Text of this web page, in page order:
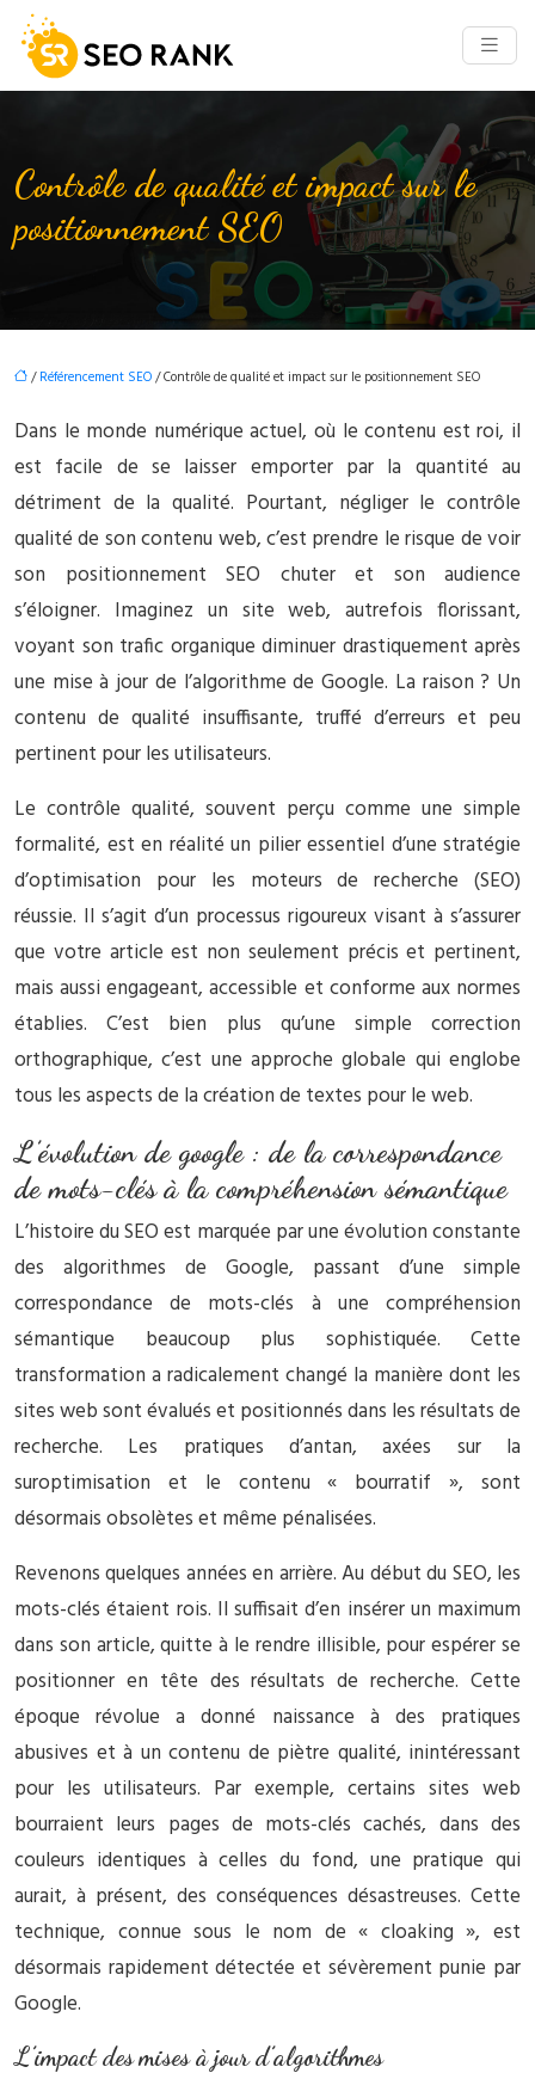
Contrôle de qualité et impact sur le
positionnement SEO
/Référencement SEO/ Contrôle de qualité et impact sur le positionnement SEO
Dans le monde numérique actuel, où le contenu est roi, il
est facile de se laisser emporter par la quantité au
détriment de la qualité. Pourtant, négliger le contrôle
qualité de son contenu web, c’est prendre le risque de voir
son positionnement SEO chuter et son audience
s’éloigner. Imaginez un site web, autrefois florissant,
voyant son trafic organique diminuer drastiquement après
une mise à jour de l’algorithme de Google. La raison ? Un
contenu de qualité insuffisante, truffé d’erreurs et peu
pertinent pour les utilisateurs.
Le contrôle qualité, souvent perçu comme une simple
formalité, est en réalité un pilier essentiel d’une stratégie
d’optimisation pour les moteurs de recherche (SEO)
réussie. Il s’agit d’un processus rigoureux visant à s’assurer
que votre article est non seulement précis et pertinent,
mais aussi engageant, accessible et conforme aux normes
établies. C’est bien plus qu’une simple correction
orthographique, c’est une approche globale qui englobe
tous les aspects de la création de textes pour le web.
L’évolution de google : de la correspondance
de mots-clés à la compréhension sémantique
L’histoire du SEO est marquée par une évolution constante
des algorithmes de Google, passant d’une simple
correspondance de mots-clés à une compréhension
sémantique beaucoup plus sophistiquée. Cette
transformation a radicalement changé la manière dont les
sites web sont évalués et positionnés dans les résultats de
recherche. Les pratiques d’antan, axées sur la
suroptimisation et le contenu « bourratif », sont
désormais obsolètes et même pénalisées.
Revenons quelques années en arrière. Au début du SEO, les
mots-clés étaient rois. Il suffisait d’en insérer un maximum
dans son article, quitte à le rendre illisible, pour espérer se
positionner en tête des résultats de recherche. Cette
époque révolue a donné naissance à des pratiques
abusives et à un contenu de piètre qualité, inintéressant
pour les utilisateurs. Par exemple, certains sites web
bourraient leurs pages de mots-clés cachés, dans des
couleurs identiques à celles du fond, une pratique qui
aurait, à présent, des conséquences désastreuses. Cette
technique, connue sous le nom de « cloaking », est
désormais rapidement détectée et sévèrement punie par
Google.
L’impact des mises à jour d’algorithmes